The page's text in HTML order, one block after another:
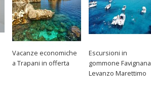
Vacanze economiche
a Trapani in offerta
Escursioni in
gommone Favignana
Levanzo Marettimo